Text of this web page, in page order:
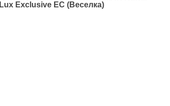
Lux Exclusive EC (Веселка)